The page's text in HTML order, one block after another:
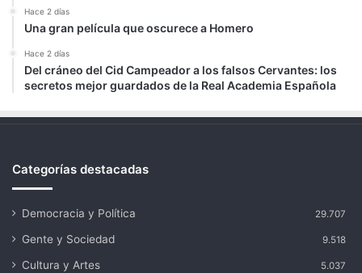
Hace 2 días
Una gran película que oscurece a Homero
Hace 2 días
Del cráneo del Cid Campeador a los falsos Cervantes: los
secretos mejor guardados de la Real Academia Española
Categorías destacadas
Democracia y Política 29.707
Gente y Sociedad 9.518
Cultura y Artes 5.037